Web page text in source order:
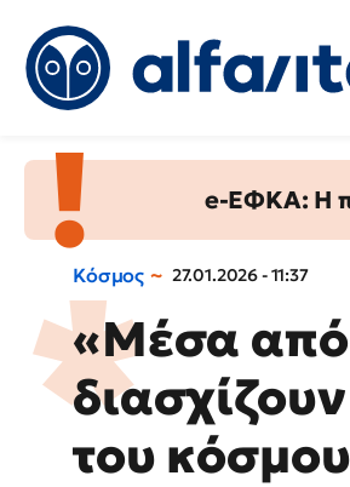
e-ΕΦΚΑ: Η
Κόσμος 27.01.2026 - 11:37
«Μέσα από
του